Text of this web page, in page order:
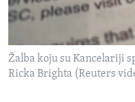
Learning English
PRATITE NAS
Žalba koju su Kancelariji
Ricka Brighta (Reuters